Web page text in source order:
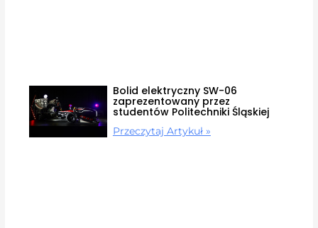
Bolid elektryczny SW-06
zaprezentowany przez
studentów Politechniki Śląskiej
Przeczytaj Artykuł »